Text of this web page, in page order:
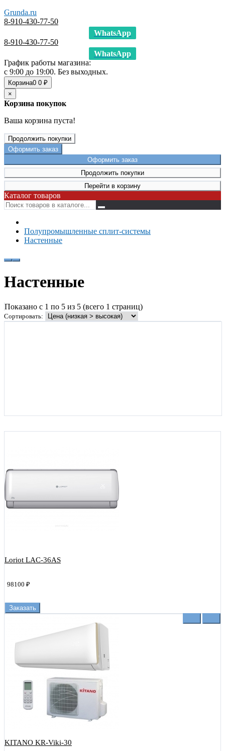
Grunda.ru
8-910-430-77-50
WhatsApp
8-910-430-77-50
WhatsApp
График работы магазина:
с 9:00 до 19:00. Без выходных.
Корзина0 0 ₽
×
Корзина покупок
Ваша корзина пуста!
Продолжить покупки
Оформить заказ
Оформить заказ
Продолжить покупки
Перейти в корзину
Каталог товаров
Полупромышленные сплит-системы
Настенные
Настенные
Показано с 1 по 5 из 5 (всего 1 страниц)
Сортировать:
Loriot LAC-36AS
98100 ₽
Заказать
KITANO KR-Viki-30